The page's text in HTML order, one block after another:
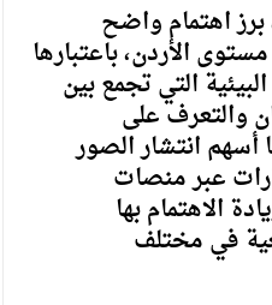
اهتمام واضح
الأردن، باعتبارها
التي تجمع بين
والتعرف على
انتشار الصور
عبر منصات
الاهتمام بها
في مختلف